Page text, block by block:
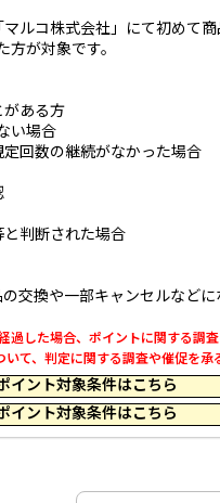
ルコ株式会社」にて初めて商
方が対象です。
がある方
い場合
回数の継続がなかった場合
と判断された場合
交換や一部キャンセルなど
した場合、ポイントに関する調
て、判定に関する調査や催促を
ント対象条件はこちら
ント対象条件はこちら